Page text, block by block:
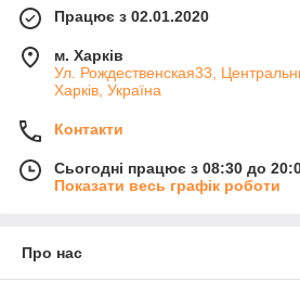
Працює з 02.01.2020
м. Харків
Ул. Рождественская33,
Харків, Україна
Контакти
Сьогодні працює з 08:30 до
Показати весь графік роботи
Про нас